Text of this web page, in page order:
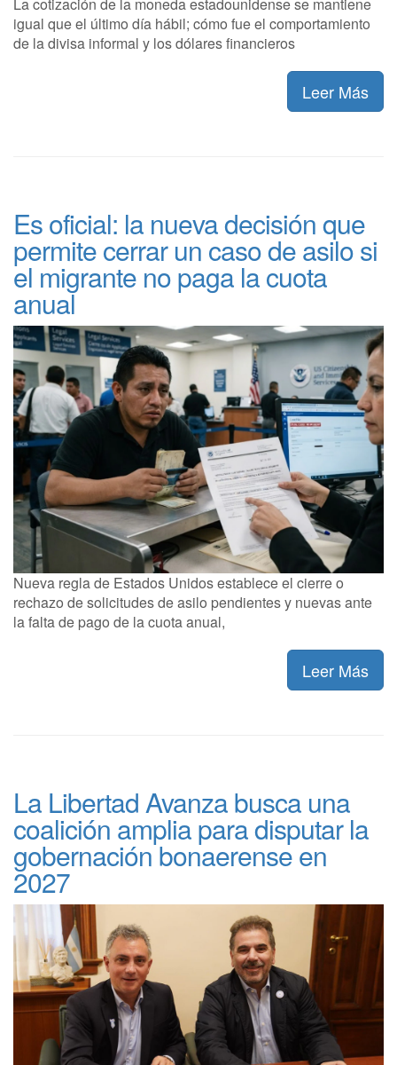
La cotización de la moneda estadounidense se mantiene
igual que el último día hábil; cómo fue el comportamiento
de la divisa informal y los dólares financieros
Leer Más
Es oficial: la nueva decisión que
permite cerrar un caso de asilo si
el migrante no paga la cuota
anual
Nueva regla de Estados Unidos establece el cierre o
rechazo de solicitudes de asilo pendientes y nuevas ante
la falta de pago de la cuota anual,
Leer Más
La Libertad Avanza busca una
coalición amplia para disputar la
gobernación bonaerense en
2027